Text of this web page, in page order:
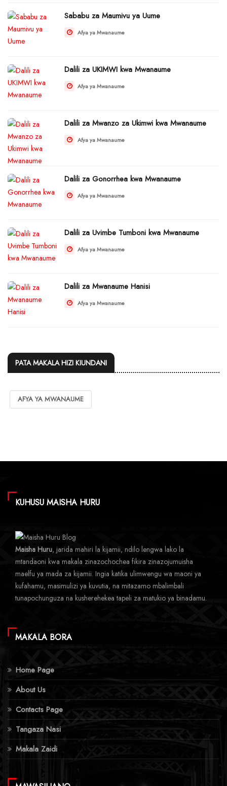
Sababu za Maumivu ya Uume
Afya ya Mwanaume
Dalili za UKIMWI kwa Mwanaume
Afya ya Mwanaume
Dalili za Mwanzo za Ukimwi kwa Mwanaume
Afya ya Mwanaume
Dalili za Gonorrhea kwa Mwanaume
Afya ya Mwanaume
Dalili za Uvimbe Tumboni kwa Mwanaume
Afya ya Mwanaume
Dalili za Mwanaume Hanisi
Afya ya Mwanaume
PATA MAKALA HIZI KIUNDANI
AFYA YA MWANAUME
KUHUSU MAISHA HURU
Maisha Huru, jarida mahiri la kijamii, ndilo lengwa lako la
mtandaoni kwa makala zinazochochea fikira zinazojumuisha
maelfu ya mada za kijamii. Ingia katika ulimwengu wa maoni ya
kufahamu, masimulizi ya kuvutia, na mitazamo mbalimbali
tunapochunguza na kusherehekea tapeli za matukio ya binadamu.
MAKALA BORA
Home Page
About Us
Contacts Page
Tangaza Nasi
Makala Zaidi